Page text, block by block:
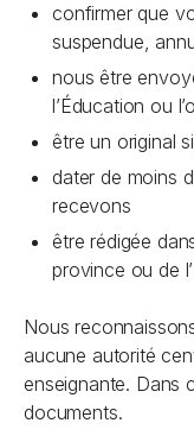
confirmer que
suspendue,
nous être
l’Éducation ou
être un original
dater de moins
recevons
être rédigée
province ou de
Nous
aucune autorité
enseignante. Dans
documents.